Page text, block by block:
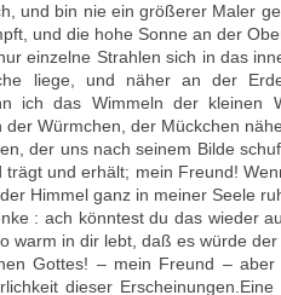
und bin nie ein größerer Maler
und die hohe Sonne an der
einzelne Strahlen sich in das
liege, und näher an der
ich das Wimmeln der kleinen
der Würmchen, der Mückchen
der uns nach seinem Bilde
und erhält; mein Freund!
Himmel ganz in meiner Seele
: ach könntest du das wieder
warm in dir lebt, daß es würde
Gottes! – mein Freund –
dieser